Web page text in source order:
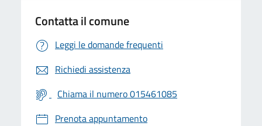
Contatta il comune
Leggi le domande frequenti
Richiedi assistenza
Chiama il numero 015461085
Prenota appuntamento